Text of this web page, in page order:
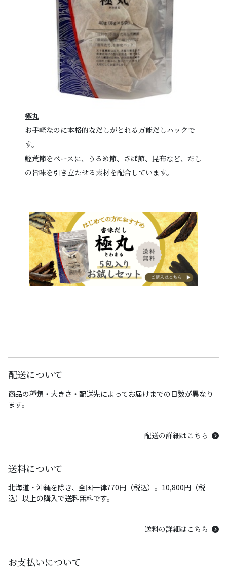
極丸
お手軽なのに本格的なだしがとれる万能だしパックで
す。
鰹荒節をベースに、うるめ節、さば節、昆布など、だし
の旨味を引き立たせる素材を配合しています。
配送について
商品の種類・大きさ・配送先によってお届けまでの日数が異なり
ます。
配送の詳細はこちら
送料について
北海道・沖縄を除き、全国一律770円（税込）。10,800円（税
込）以上の購入で送料無料です。
送料の詳細はこちら
お支払いについて